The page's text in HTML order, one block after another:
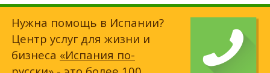
Нужна помощь в Испании?
Центр услуг для жизни и
бизнеса «Испания по-